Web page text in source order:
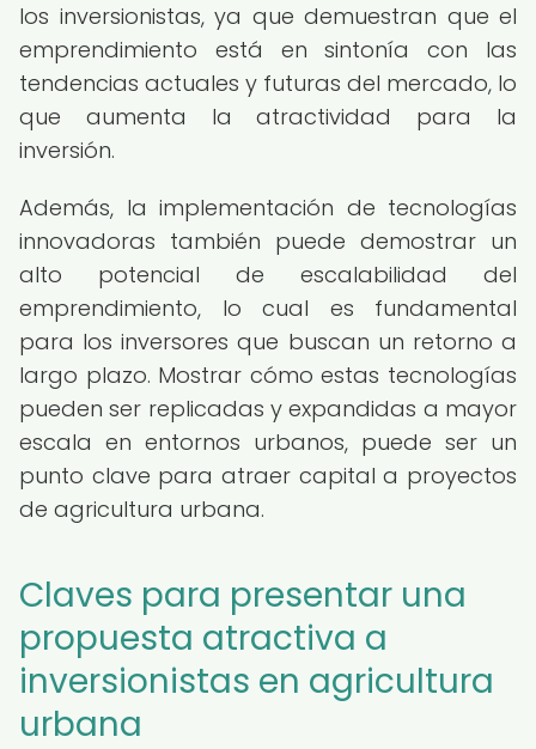
los inversionistas, ya que demuestran que el
emprendimiento está en sintonía con las
tendencias actuales y futuras del mercado, lo
que aumenta la atractividad para la
inversión.
Además, la implementación de tecnologías
innovadoras también puede demostrar un
alto potencial de escalabilidad del
emprendimiento, lo cual es fundamental
para los inversores que buscan un retorno a
largo plazo. Mostrar cómo estas tecnologías
pueden ser replicadas y expandidas a mayor
escala en entornos urbanos, puede ser un
punto clave para atraer capital a proyectos
de agricultura urbana.
Claves para presentar una
propuesta atractiva a
inversionistas en agricultura
urbana